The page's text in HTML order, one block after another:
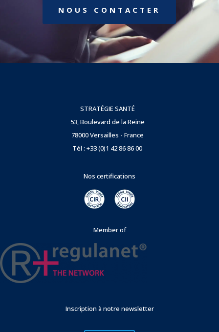
NOUS CONTACTER
STRATÉGIE SANTÉ
53, Boulevard de la Reine
78000 Versailles - France
Tél : +33 (0)1 42 86 86 00
Nos certifications
Member of
Inscription à notre newsletter